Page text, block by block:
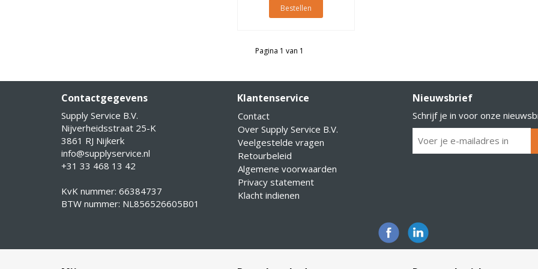
Bestellen
Pagina 1 van 1
Contactgegevens
Supply Service B.V.
Nijverheidsstraat 25-K
3861 RJ Nijkerk
info@supplyservice.nl
+31 33 468 13 42
KvK nummer: 66384737
BTW nummer: NL856526605B01
Klantenservice
Contact
Over Supply Service B.V.
Veelgestelde vragen
Retourbeleid
Algemene voorwaarden
Privacy statement
Klacht indienen
Nieuwsbrief
Schrijf je in voor onze